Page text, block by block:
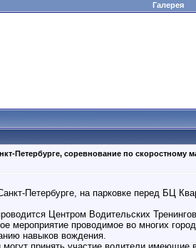
Галерея
Петербурге, соревнование по скоростному
Петербурге, на парковке перед БЦ
Центром Водительских
мероприятие проводимое во многих
навыков вождения.